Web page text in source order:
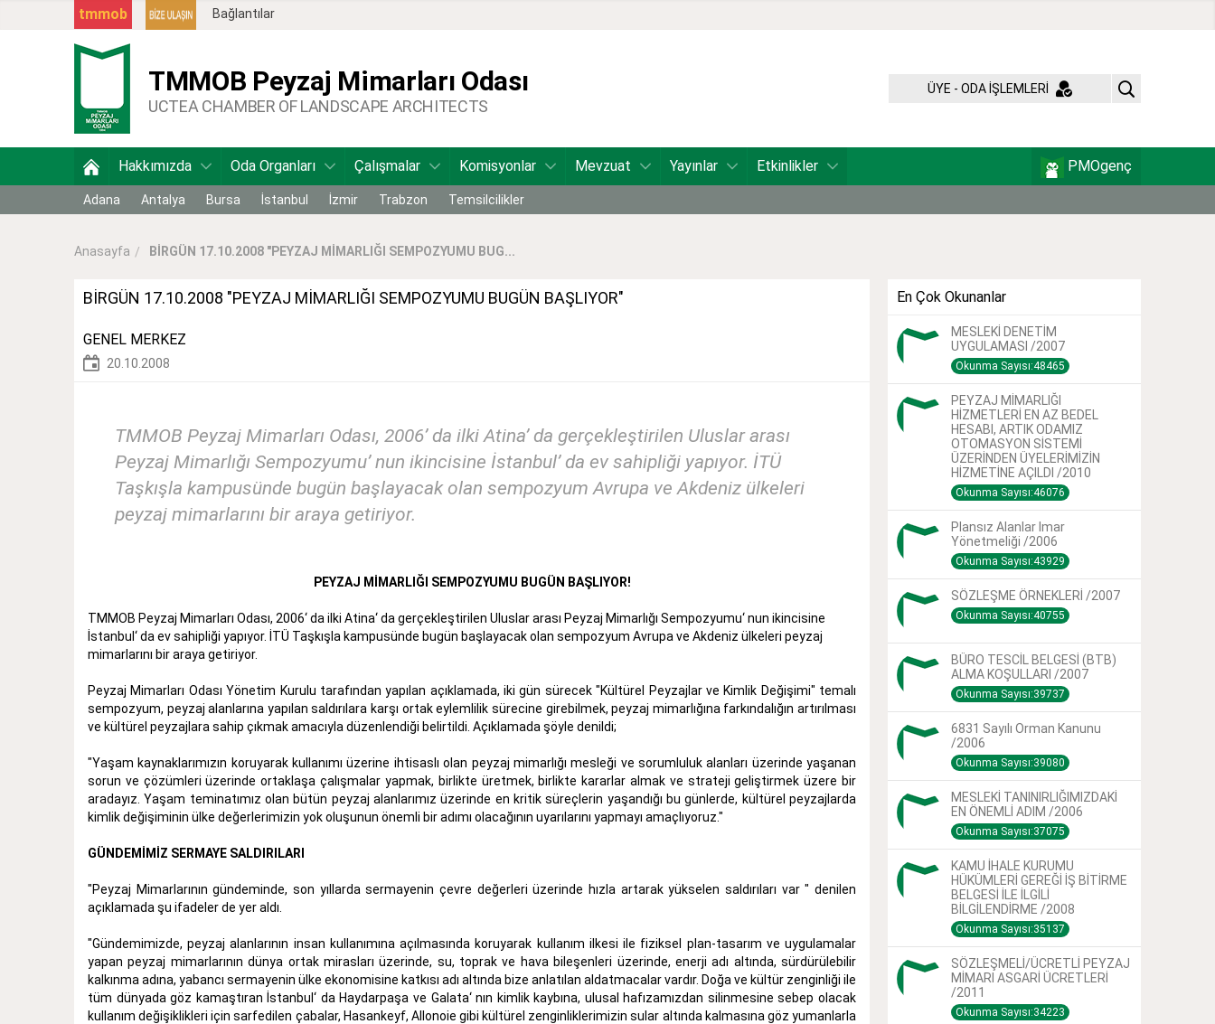
Bağlantılar
tmmob
TMMOB Peyzaj Mimarları Odası
UCTEA CHAMBER OF LANDSCAPE ARCHITECTS
ÜYE - ODA İŞLEMLERİ
Hakkımızda Oda Organları Çalışmalar Komisyonlar Mevzuat Yayınlar Etkinlikler PMOgenç
Adana Antalya Bursa İstanbul İzmir Trabzon Temsilcilikler
Anasayfa BİRGÜN 17.10.2008 "PEYZAJ MİMARLIĞI SEMPOZYUMU BUG...
BİRGÜN 17.10.2008 "PEYZAJ MİMARLIĞI SEMPOZYUMU BUGÜN BAŞLIYOR"
GENEL MERKEZ
20.10.2008
TMMOB Peyzaj Mimarları Odası, 2006’ da ilki Atina’ da gerçekleştirilen Uluslar arası
Peyzaj Mimarlığı Sempozyumu’ nun ikincisine İstanbul’ da ev sahipliği yapıyor. İTÜ
Taşkışla kampusünde bugün başlayacak olan sempozyum Avrupa ve Akdeniz ülkeleri
peyzaj mimarlarını bir araya getiriyor.
PEYZAJ MİMARLIĞI SEMPOZYUMU BUGÜN BAŞLIYOR!
TMMOB Peyzaj Mimarları Odası, 2006‘ da ilki Atina‘ da gerçekleştirilen Uluslar arası Peyzaj Mimarlığı Sempozyumu‘ nun ikincisine
İstanbul‘ da ev sahipliği yapıyor. İTÜ Taşkışla kampusünde bugün başlayacak olan sempozyum Avrupa ve Akdeniz ülkeleri peyzaj
mimarlarını bir araya getiriyor.
Peyzaj Mimarları Odası Yönetim Kurulu tarafından yapılan açıklamada, iki gün sürecek "Kültürel Peyzajlar ve Kimlik Değişimi" temalı
sempozyum, peyzaj alanlarına yapılan saldırılara karşı ortak eylemlilik sürecine girebilmek, peyzaj mimarlığına farkındalığın artırılması
ve kültürel peyzajlara sahip çıkmak amacıyla düzenlendiği belirtildi. Açıklamada şöyle denildi;
"Yaşam kaynaklarımızın koruyarak kullanımı üzerine ihtisaslı olan peyzaj mimarlığı mesleği ve sorumluluk alanları üzerinde yaşanan
sorun ve çözümleri üzerinde ortaklaşa çalışmalar yapmak, birlikte üretmek, birlikte kararlar almak ve strateji geliştirmek üzere bir
aradayız. Yaşam teminatımız olan bütün peyzaj alanlarımız üzerinde en kritik süreçlerin yaşandığı bu günlerde, kültürel peyzajlarda
kimlik değişiminin ülke değerlerimizin yok oluşunun önemli bir adımı olacağının uyarılarını yapmayı amaçlıyoruz."
GÜNDEMİMİZ SERMAYE SALDIRILARI
"Peyzaj Mimarlarının gündeminde, son yıllarda sermayenin çevre değerleri üzerinde hızla artarak yükselen saldırıları var " denilen
açıklamada şu ifadeler de yer aldı.
"Gündemimizde, peyzaj alanlarının insan kullanımına açılmasında koruyarak kullanım ilkesi ile fiziksel plan-tasarım ve uygulamalar
yapan peyzaj mimarlarının dünya ortak mirasları üzerinde, su, toprak ve hava bileşenleri üzerinde, enerji adı altında, sürdürülebilir
kalkınma adına, yabancı sermayenin ülke ekonomisine katkısı adı altında bize anlatılan aldatmacalar vardır. Doğa ve kültür zenginliği ile
tüm dünyada göz kamaştıran İstanbul‘ da Haydarpaşa ve Galata‘ nın kimlik kaybına, ulusal hafızamızdan silinmesine sebep olacak
kullanım değişiklikleri için sarfedilen çabalar, Hasankeyf, Allonoie gibi kültürel zenginliklerimizin sular altında kalmasına göz yumanlarla
En Çok Okunanlar
MESLEKİ DENETİM
UYGULAMASI /2007
Okunma Sayısı:48465
PEYZAJ MİMARLIĞI
HİZMETLERİ EN AZ BEDEL
HESABI, ARTIK ODAMIZ
OTOMASYON SİSTEMİ
ÜZERİNDEN ÜYELERİMİZİN
HİZMETİNE AÇILDI /2010
Okunma Sayısı:46076
Plansız Alanlar Imar
Yönetmeliği /2006
Okunma Sayısı:43929
SÖZLEŞME ÖRNEKLERİ /2007
Okunma Sayısı:40755
BÜRO TESCİL BELGESİ (BTB)
ALMA KOŞULLARI /2007
Okunma Sayısı:39737
6831 Sayılı Orman Kanunu
/2006
Okunma Sayısı:39080
MESLEKİ TANINIRLIĞIMIZDAKİ
EN ÖNEMLİ ADIM /2006
Okunma Sayısı:37075
KAMU İHALE KURUMU
HÜKÜMLERİ GEREĞİ İŞ BİTİRME
BELGESİ İLE İLGİLİ
BİLGİLENDİRME /2008
Okunma Sayısı:35137
SÖZLEŞMELİ/ÜCRETLİ PEYZAJ
MİMARI ASGARİ ÜCRETLERİ
/2011
Okunma Sayısı:34223